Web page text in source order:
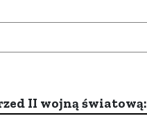
II wojną światową: